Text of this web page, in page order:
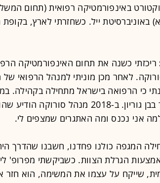
באינפורמטיקה רפואית (תחום
באוניברסיטת ייל. כשחזרתי לארץ,
ריכזתי כשנה את תחום האינפורמטיקה
לאחר מכן מוניתי למנהל הרפואי של
בבריאות הציבור בבן גוריון. ב-2018
אני נכנס ומה האתגרים שמצפים לי.
המגפה כולנו פחדנו, חשבנו שהדרך
הגרלת הצוות. כשביקשתי מפרופ'
שייקח על עצמו את המשימה, הוא חזר